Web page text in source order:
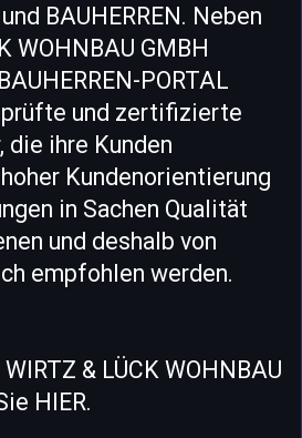
BAUHERREN. Neben
WOHNBAU GMBH
PORTAL
und zertifizierte
die ihre Kunden
Kundenorientierung
in Sachen Qualität
und deshalb von
empfohlen werden.
& LÜCK WOHNBAU
HIER.